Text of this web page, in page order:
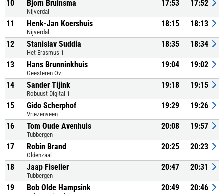
10 Bjorn Bruinsma
Nijverdal
17:53 17:52
11 Henk-Jan Koershuis
Nijverdal
18:15 18:13
12 Stanislav Suddia
Het Erasmus 1
18:35 18:34
13 Hans Brunninkhuis
Geesteren Ov
19:04 19:02
14 Sander Tijink
Robuust Digital 1
19:18 19:15
15 Gido Scherphof
Vriezenveen
19:29 19:26
16 Tom Oude Avenhuis
Tubbergen
20:08 19:57
17 Robin Brand
Oldenzaal
20:25 20:23
18 Jaap Fiselier
Tubbergen
20:47 20:31
19 Bob Olde Hampsink 20:49 20:46